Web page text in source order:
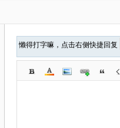
懒得打字嘛，点击右侧快捷回复